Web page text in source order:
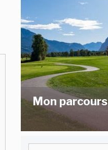
Mon parcours